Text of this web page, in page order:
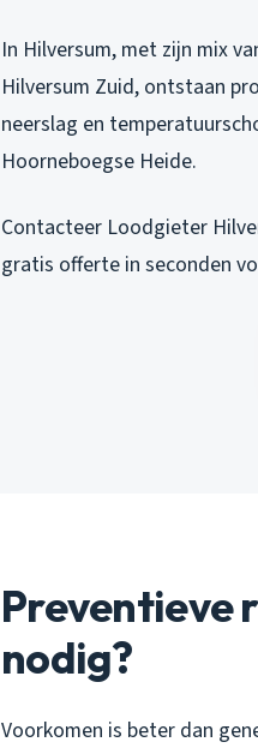
In Hilversum, met zijn mix
Hilversum Zuid, ontstaan
neerslag en
Hoorneboegse Heide.
Contacteer Loodgieter
gratis offerte in seconden
Preventieve
nodig?
Voorkomen is beter dan